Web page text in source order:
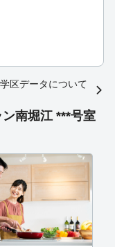
学区データについて
南堀江 ***号室